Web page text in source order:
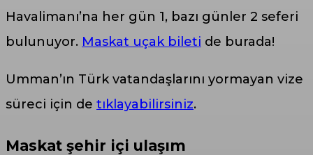
Havalimanı’na her gün 1, bazı günler 2 seferi
bulunuyor. Maskat uçak bileti de burada!
Umman’ın Türk vatandaşlarını yormayan vize
süreci için de tıklayabilirsiniz.
Maskat şehir içi ulaşım